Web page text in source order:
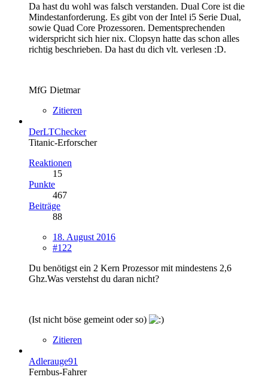
Da hast du wohl was falsch verstanden. Dual Core ist die
Mindestanforderung. Es gibt von der Intel i5 Serie Dual,
sowie Quad Core Prozessoren. Dementsprechenden
widerspricht sich hier nix. Clopsyn hatte das schon alles
richtig beschrieben. Da hast du dich vlt. verlesen :D.
MfG Dietmar
Zitieren
DerLTChecker
Titanic-Erforscher
Reaktionen
15
Punkte
467
Beiträge
88
18. August 2016
#122
Du benötigst ein 2 Kern Prozessor mit mindestens 2,6
Ghz.Was verstehst du daran nicht?
(Ist nicht böse gemeint oder so)
Zitieren
Adlerauge91
Fernbus-Fahrer